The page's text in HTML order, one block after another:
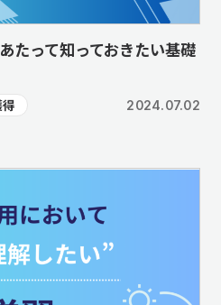
たって知っておきたい基礎
2024.07.02